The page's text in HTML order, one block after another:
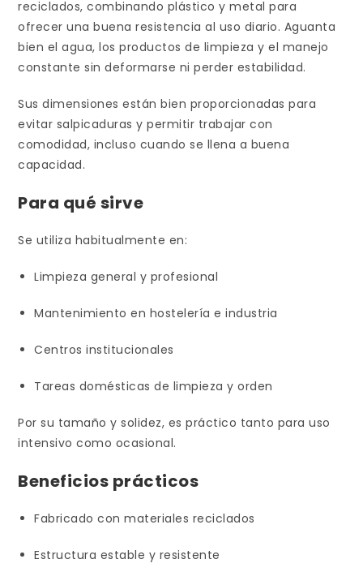
reciclados, combinando plástico y metal para
ofrecer una buena resistencia al uso diario. Aguanta
bien el agua, los productos de limpieza y el manejo
constante sin deformarse ni perder estabilidad.
Sus dimensiones están bien proporcionadas para
evitar salpicaduras y permitir trabajar con
comodidad, incluso cuando se llena a buena
capacidad.
Para qué sirve
Se utiliza habitualmente en:
Limpieza general y profesional
Mantenimiento en hostelería e industria
Centros institucionales
Tareas domésticas de limpieza y orden
Por su tamaño y solidez, es práctico tanto para uso
intensivo como ocasional.
Beneficios prácticos
Fabricado con materiales reciclados
Estructura estable y resistente